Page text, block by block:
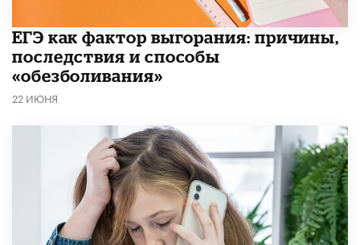
​ЕГЭ как фактор выгорания: причины,
последствия и способы
«обезболивания»
22 ИЮНЯ